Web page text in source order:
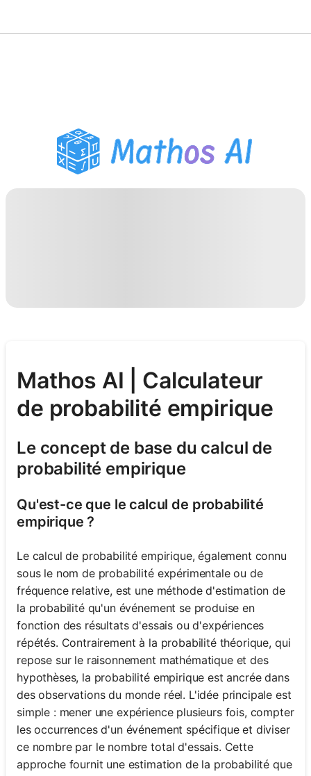
Assistant Devoirs PDF
Outils d'étude
Mathos AI | Calculateur
de probabilité empirique
Le concept de base du calcul de
probabilité empirique
Qu'est-ce que le calcul de probabilité
empirique ?
Le calcul de probabilité empirique, également connu
sous le nom de probabilité expérimentale ou de
fréquence relative, est une méthode d'estimation de
la probabilité qu'un événement se produise en
fonction des résultats d'essais ou d'expériences
répétés. Contrairement à la probabilité théorique, qui
repose sur le raisonnement mathématique et des
hypothèses, la probabilité empirique est ancrée dans
des observations du monde réel. L'idée principale est
simple : mener une expérience plusieurs fois, compter
les occurrences d'un événement spécifique et diviser
ce nombre par le nombre total d'essais. Cette
approche fournit une estimation de la probabilité que